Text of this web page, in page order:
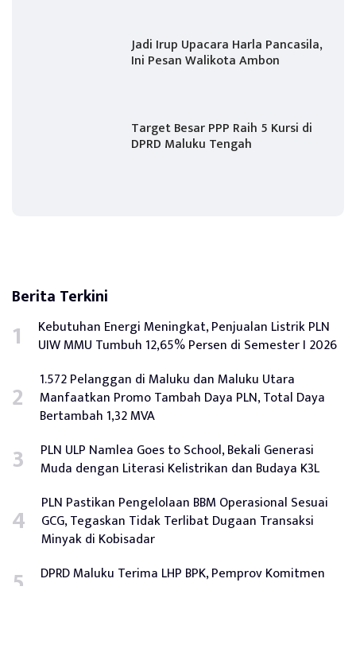
Jadi Irup Upacara Harla Pancasila,
Ini Pesan Walikota Ambon
Target Besar PPP Raih 5 Kursi di
DPRD Maluku Tengah
Berita Terkini
Kebutuhan Energi Meningkat, Penjualan Listrik PLN
UIW MMU Tumbuh 12,65% Persen di Semester I 2026
1.572 Pelanggan di Maluku dan Maluku Utara
Manfaatkan Promo Tambah Daya PLN, Total Daya
Bertambah 1,32 MVA
PLN ULP Namlea Goes to School, Bekali Generasi
Muda dengan Literasi Kelistrikan dan Budaya K3L
PLN Pastikan Pengelolaan BBM Operasional Sesuai
GCG, Tegaskan Tidak Terlibat Dugaan Transaksi
Minyak di Kobisadar
DPRD Maluku Terima LHP BPK, Pemprov Komitmen